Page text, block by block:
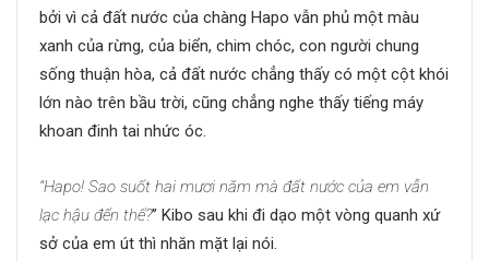
bởi vì cả đất nước của chàng Hapo vẫn phủ một màu
xanh của rừng, của biển, chim chóc, con người chung
sống thuận hòa, cả đất nước chẳng thấy có một cột khói
lớn nào trên bầu trời, cũng chẳng nghe thấy tiếng máy
khoan đinh tai nhức óc.
“Hapo! Sao suốt hai mươi năm mà đất nước của em vẫn
lạc hậu đến thế?” Kibo sau khi đi dạo một vòng quanh xứ
sở của em út thì nhăn mặt lại nói.